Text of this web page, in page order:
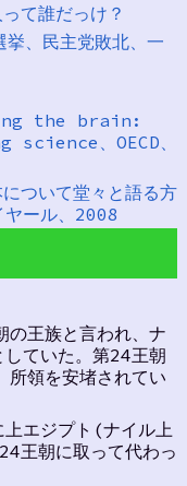
て誰だっけ？
、民主党敗北、一
the brain:
、OECD、
ついて堂々と語る方
ヤール、2008
の王族と言われ、ナ
ていた。第24王朝
所領を安堵されてい
エジプト(ナイル上
王朝に取って代わっ